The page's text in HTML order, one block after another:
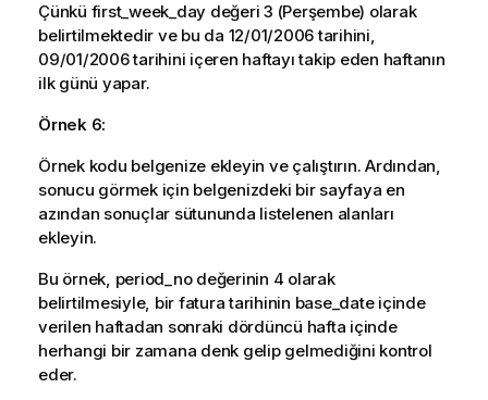
Çünkü first_week_day değeri 3 (Perşembe) olarak
belirtilmektedir ve bu da 12/01/2006tarihini,
09/01/2006tarihini içeren haftayı takip eden haftanın
ilk günü yapar.
Örnek 6:
Örnek kodu belgenize ekleyin ve çalıştırın. Ardından,
sonucu görmek için belgenizdeki bir sayfaya en
azından sonuçlar sütununda listelenen alanları
ekleyin.
Bu örnek, period_nodeğerinin 4 olarak
belirtilmesiyle, bir fatura tarihinin base_dateiçinde
verilen haftadan sonraki dördüncü hafta içinde
herhangi bir zamana denk gelip gelmediğini kontrol
eder.